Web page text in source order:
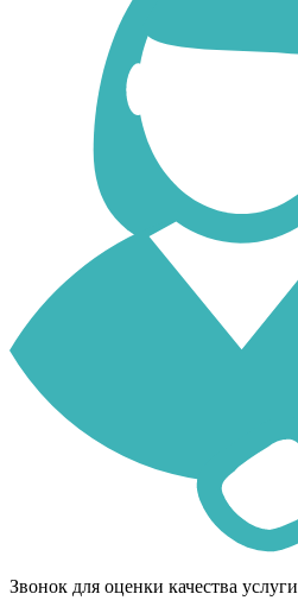
Звонок для оценки качества услуги